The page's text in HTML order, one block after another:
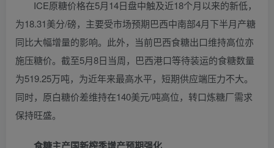
ICE原糖价格在5月14日盘中触及近18个月以来的新低，
为18.31美分/磅，主要受市场预期巴西中南部4月下半月产糖
同比大幅增量的影响。此外，当前巴西食糖出口维持高位亦
施压糖价。截至5月8日当周，巴西港口等待装运的食糖数量
为519.25万吨，为近年来最高水平，短期供应端压力不大。
同时，原白糖价差维持在140美元/吨高位，转口炼糖厂需求
保持旺盛。